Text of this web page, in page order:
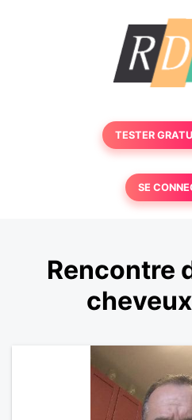
TESTER
SE
Rencontre